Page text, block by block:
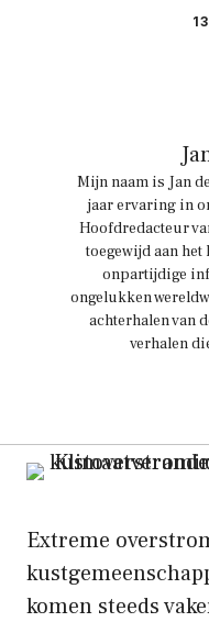
Mijn naam is Jan
jaar ervaring in
Hoofdredacteur
toegewijd aan
onpartijdige
ongelukken
achterhalen van
verhalen
Extreme
komen steeds